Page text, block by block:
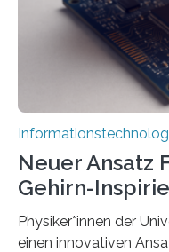
Animation, bei der
und Mimik im Einklang
Neuer Ansatz
Gehirn-
Physiker*innen der
einen innovativen